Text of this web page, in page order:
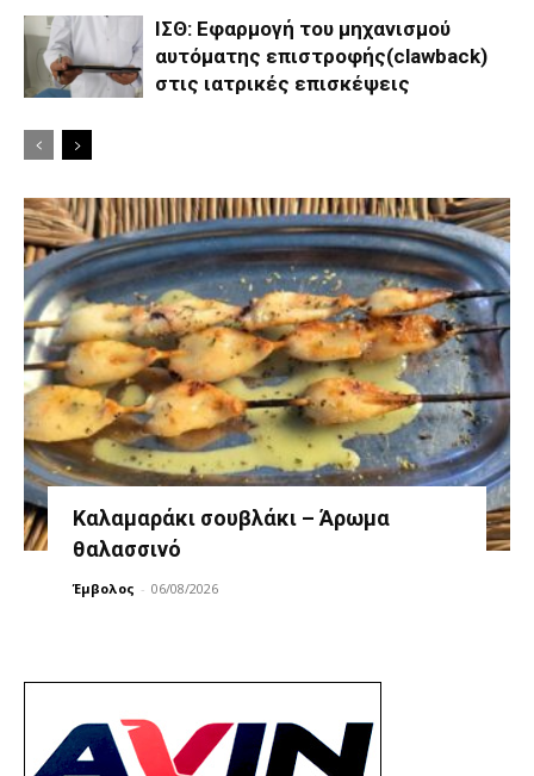
ΙΣΘ: Εφαρμογή του μηχανισμού
αυτόματης επιστροφής(clawback)
στις ιατρικές επισκέψεις
Καλαμαράκι σουβλάκι – Άρωμα
θαλασσινό
Έμβολος - 06/08/2026